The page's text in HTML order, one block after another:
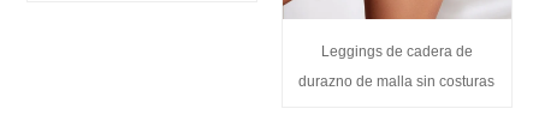
Leggings de cadera de
durazno de malla sin costuras